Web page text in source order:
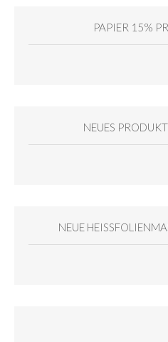
PAPIER 15%
NEUES
NEUE